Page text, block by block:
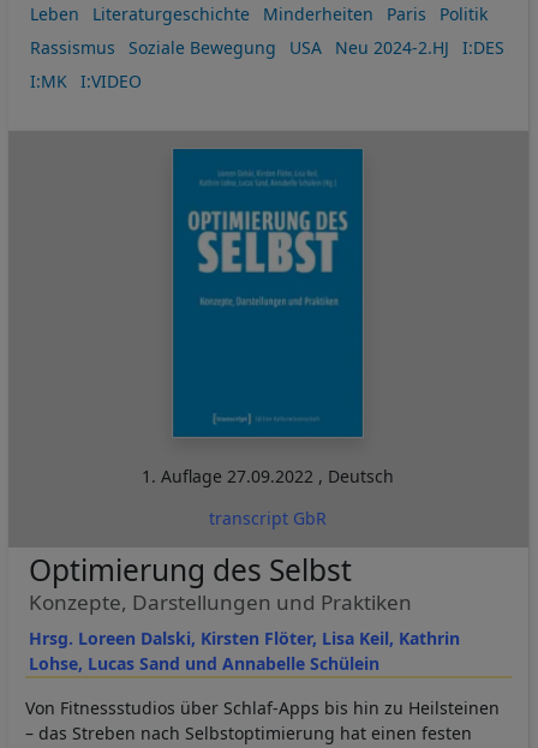
Leben
Literaturgeschichte Minderheiten Paris
Politik
Rassismus
Soziale Bewegung USA Neu 2024-2.HJ
I:DES
I:MK
I:VIDEO
1. Auflage27.09.2022 , Deutsch
transcript GbR
Hrsg. Loreen Dalski, Kirsten Flöter, Lisa Keil, Kathrin
Lohse, Lucas Sand und Annabelle Schülein
Optimierung des Selbst
Konzepte, Darstellungen und Praktiken
Von Fitnessstudios über Schlaf-Apps bis hin zu Heilsteinen
– das Streben nach Selbstoptimierung hat einen festen